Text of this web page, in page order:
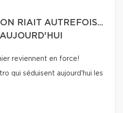
RIAIT AUTREFOIS...
reviennent en force!
qui séduisent aujourd'hui les